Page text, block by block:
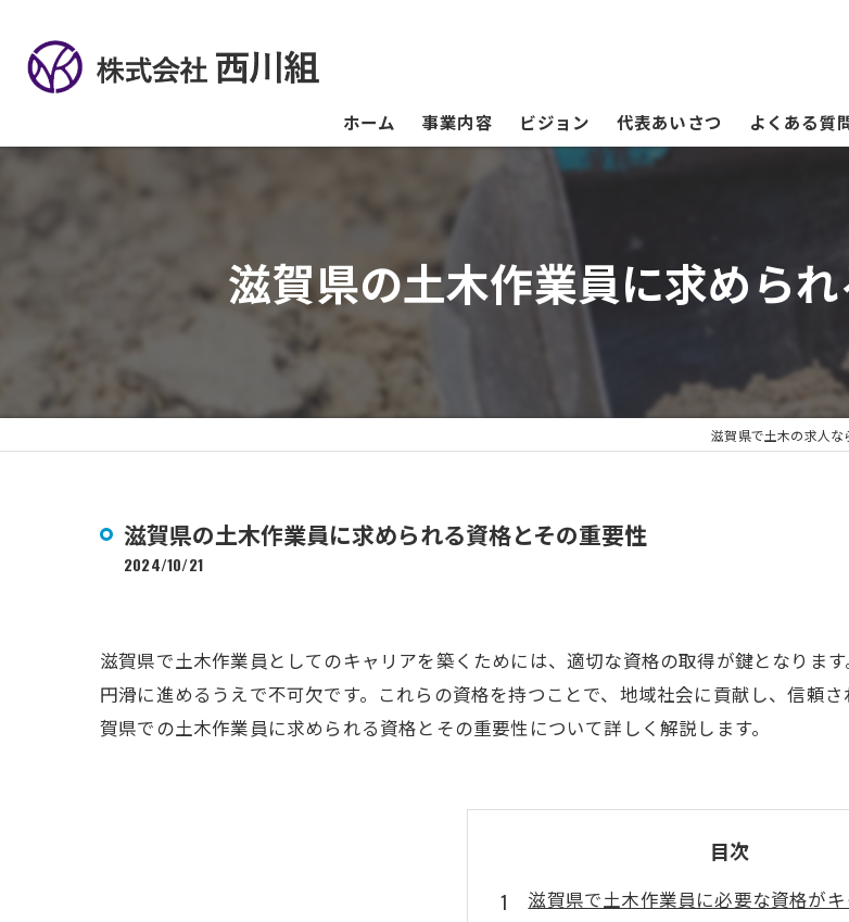
ホーム 事業内容 ビジョン 代表あいさつ よくある質
滋賀県の土木作業員に求めら
滋賀県で土木の求人な
滋賀県の土木作業員に求められる資格とその重要性
2024/10/21
滋賀県で土木作業員としてのキャリアを築くためには、適切な資格の取得が鍵となりま
円滑に進めるうえで不可欠です。これらの資格を持つことで、地域社会に貢献し、信頼
賀県での土木作業員に求められる資格とその重要性について詳しく解説します。
目次
滋賀県で土木作業員に必要な資格が